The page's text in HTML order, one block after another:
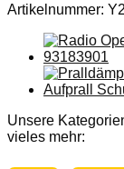
Artikelnummer:
Unsere
vieles mehr: